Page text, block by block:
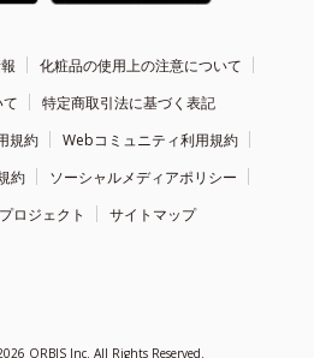
化粧品の使用上の注意について
特定商取引法に基づく表記
規約
Webコミュニティ利用規約
約
ソーシャルメディアポリシー
ロジェクト
サイトマップ
ORBIS Inc. All Rights Reserved.